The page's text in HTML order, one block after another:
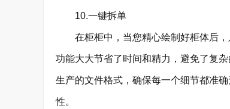
10.一键拆单
在柜柜中，当您精心绘制好柜体后，
功能大大节省了时间和精力，避免了复
生产的文件格式，确保每一个细节都准
性。